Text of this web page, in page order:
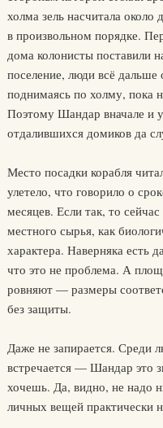
холма зель насчитала около
в произвольном порядке.
дома колонисты поставили
поселение, люди всё дальше
поднимаясь по холму, пока
Поэтому Шандар вначале и
отдалившихся домиков да
Место посадки корабля
улетело, что говорило о
месяцев. Если так, то
местного сырья, как
характера. Наверняка есть
что это не проблема. А
ровняют — размеры
без защиты.
Даже не запирается. Среди
встречается — Шандар это
хочешь. Да, видно, не надо
личных вещей практически